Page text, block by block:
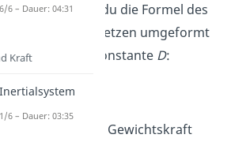
Dafür benötigst du die Formel des
Hookeschen Gesetzen umgeformt
nach der Federkonstante D:
Da du bereits die Gewichtskraft
6/6 – Dauer: 04:31
Kraft
Inertialsystem
1/6 – Dauer: 03:35